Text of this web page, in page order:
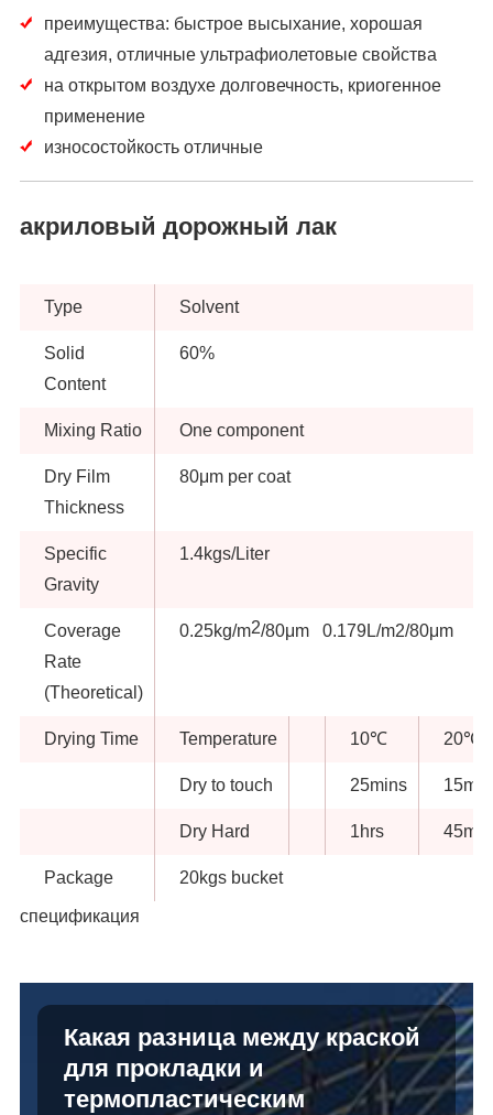
преимущества: быстрое высыхание, хорошая
адгезия, отличные ультрафиолетовые свойства
на открытом воздухе долговечность, криогенное
применение
износостойкость отличные
акриловый дорожный лак
Type Solvent
Solid
Content
60%
Mixing Ratio One component
Dry Film
Thickness
80μm per coat
Specific
Gravity
1.4kgs/Liter
Coverage
Rate
(Theoretical)
0.25kg/m2/80μm 0.179L/m2/80μm
Drying Time Temperature 10℃ 20℃
Dry to touch 25mins
Dry Hard 1hrs
Package 20kgs bucket
спецификация
Какая разница между краской
для прокладки и
термопластическим